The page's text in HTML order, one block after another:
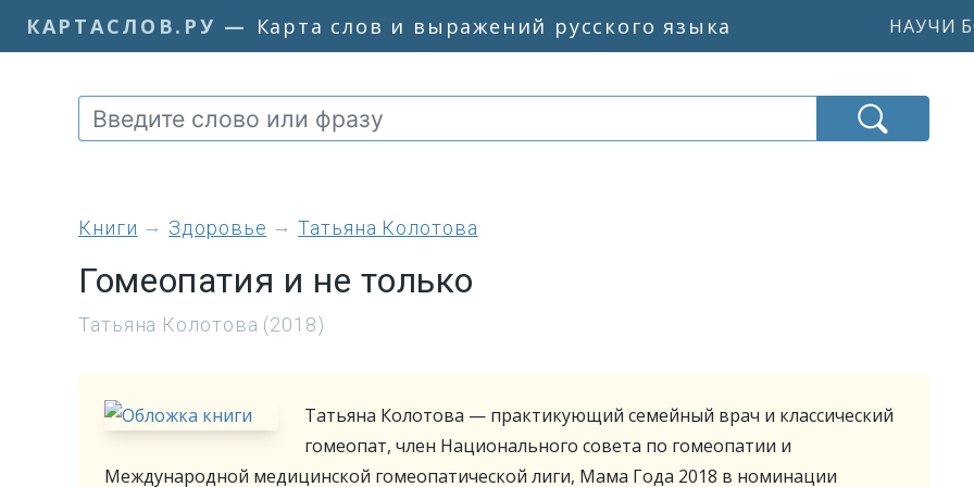
КАРТАСЛОВ.РУ — Карта слов и выражений русского языка НАУЧИ
книги Здоровье Татьяна Колотова
Гомеопатия и не только
Татьяна Колотова (2018)
Татьяна Колотова — практикующий семейный врач и классический
гомеопат, член Национального совета по гомеопатии и
Международной медицинской гомеопатической лиги, Мама Года 2018 в номинации